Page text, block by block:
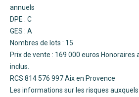
annuels
DPE : C
GES : A
Nombres de lots : 15
Prix de vente : 169 000 euros Honoraires
inclus.
RCS 814 576 997 Aix en Provence
Les informations sur les risques